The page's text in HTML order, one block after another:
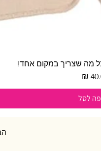
מהירה
מה שצריך במקום אחד!
לסל